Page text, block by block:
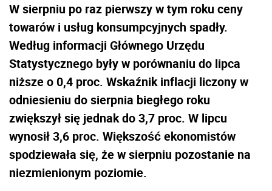
W sierpniu po raz pierwszy w tym roku ceny
towarów i usług konsumpcyjnych spadły.
Według informacji Głównego Urzędu
Statystycznego były w porównaniu do lipca
niższe o 0,4 proc. Wskaźnik inflacji liczony w
odniesieniu do sierpnia biegłego roku
zwiększył się jednak do 3,7 proc. W lipcu
wynosił 3,6 proc. Większość ekonomistów
spodziewała się, że w sierpniu pozostanie na
niezmienionym poziomie.